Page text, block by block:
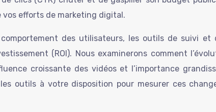
efforts de marketing digital.
des utilisateurs, les outils de suivi et
(ROI). Nous examinerons comment
croissante des vidéos et l’importance
outils à votre disposition pour mesurer ces